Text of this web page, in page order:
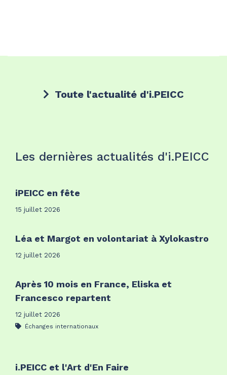
Toute l'actualité d'i.PEICC
Les dernières actualités d'i.PEICC
iPEICC en fête
15 juillet 2026
Léa et Margot en volontariat à Xylokastro
12 juillet 2026
Après 10 mois en France, Eliska et
Francesco repartent
12 juillet 2026
Échanges internationaux
i.PEICC et l'Art d'En Faire